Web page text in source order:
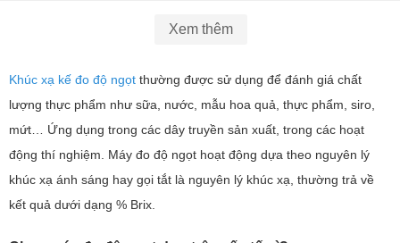
Xem thêm
Khúc xạ kế đo độ ngọt thường được sử dụng để đánh giá chất
lượng thực phẩm như sữa, nước, mẫu hoa quả, thực phẩm, siro,
mứt… Ứng dụng trong các dây truyền sản xuất, trong các hoạt
động thí nghiệm. Máy đo độ ngọt hoạt động dựa theo nguyên lý
khúc xạ ánh sáng hay gọi tắt là nguyên lý khúc xạ, thường trả về
kết quả dưới dạng % Brix.